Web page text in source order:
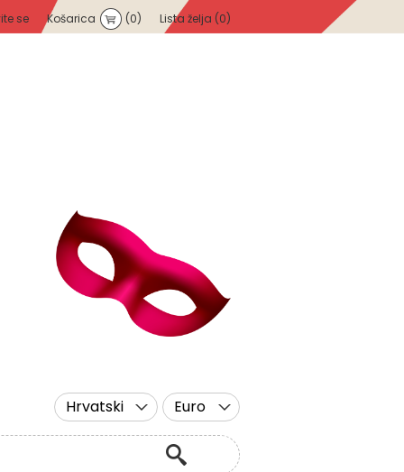
se Košarica (0) Lista želja (0)
Euro
Hrvatski